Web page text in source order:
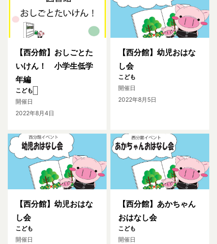
【西分館】おしごとた
いけん！ 小学生低学
年編
こども
開催日
2022年8月4日
【西分館】幼児おはな
し会
こども
開催日
2022年8月5日
【西分館】幼児おはな
し会
こども
開催日
【西分館】あかちゃん
おはなし会
こども
開催日